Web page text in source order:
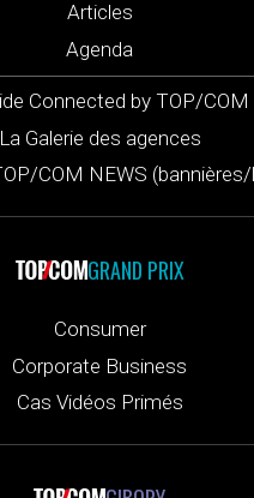
Articles
Agenda
Connected by TOP/COM
La Galerie des agences
COM NEWS (bannières/
GRAND PRIX
Consumer
Corporate Business
Cas Vidéos Primés